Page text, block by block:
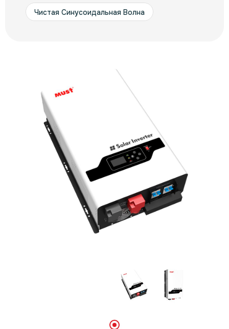
Чистая Синусоидальная Волна